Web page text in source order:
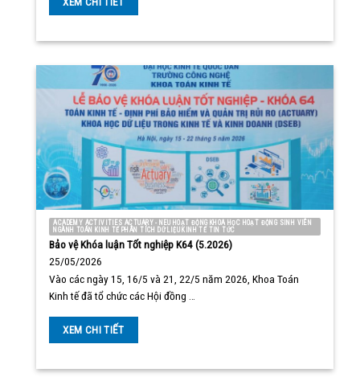
ACADEMY ACTIVITIES ACTUARY - NEU HOẠT ĐỘNG KHOA HỌC HOẠT ĐỘNG SINH VIÊN
NGÀNH TOÁN KINH TẾ PHÂN TÍCH DỮ LIỆU KINH TẾ TIN TỨC
Bảo vệ Khóa luận Tốt nghiệp K64 (5.2026)
25/05/2026
Vào các ngày 15, 16/5 và 21, 22/5 năm 2026, Khoa Toán
Kinh tế đã tổ chức các Hội đồng …
XEM CHI TIẾT